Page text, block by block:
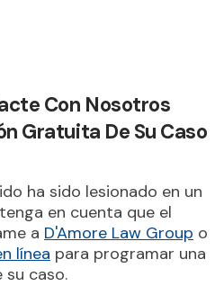
Con Nosotros
Gratuita De Su Caso
ha sido lesionado en un
en cuenta que el
a D'Amore Law Group o
línea para programar una
caso.